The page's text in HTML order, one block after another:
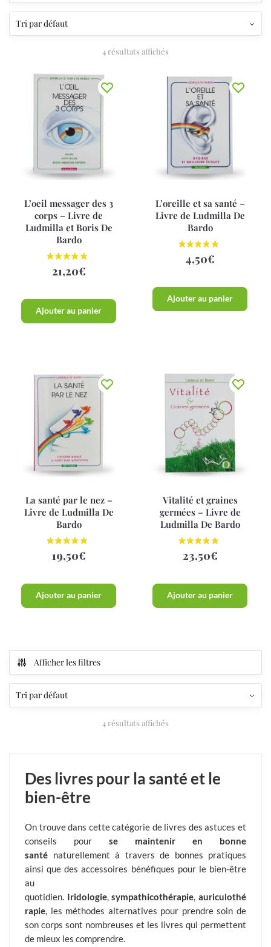
4 résultats affichés
L’oeil messager des 3
corps – Livre de
Ludmilla et Boris De
Bardo
21,20€
Ajouter au panier
L’oreille et sa santé –
Livre de Ludmilla De
Bardo
4,50€
Ajouter au panier
La santé par le nez –
Livre de Ludmilla De
Bardo
19,50€
Ajouter au panier
Vitalité et graines
germées – Livre de
Ludmilla De Bardo
23,50€
Ajouter au panier
Afficher les filtres
4 résultats affichés
Des livres pour la santé et le
bien-être
On trouve dans cette catégorie de livres des astuces et
conseils pour se maintenir en bonne
santé naturellement à travers de bonnes pratiques
ainsi que des accessoires bénéfiques pour le bien-être
au
quotidien. Iridologie,sympathicothérapie,auriculothé
rapie, les méthodes alternatives pour prendre soin de
son corps sont nombreuses et les livres qui permettent
de mieux les comprendre.